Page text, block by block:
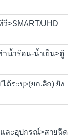
>SMART/UHD
ำน้ำร้อน-น้ำเย็น>ตู้
ด้ระบุ>(ยกเลิก) ยัง
ละอุปกรณ์>สายฉีด